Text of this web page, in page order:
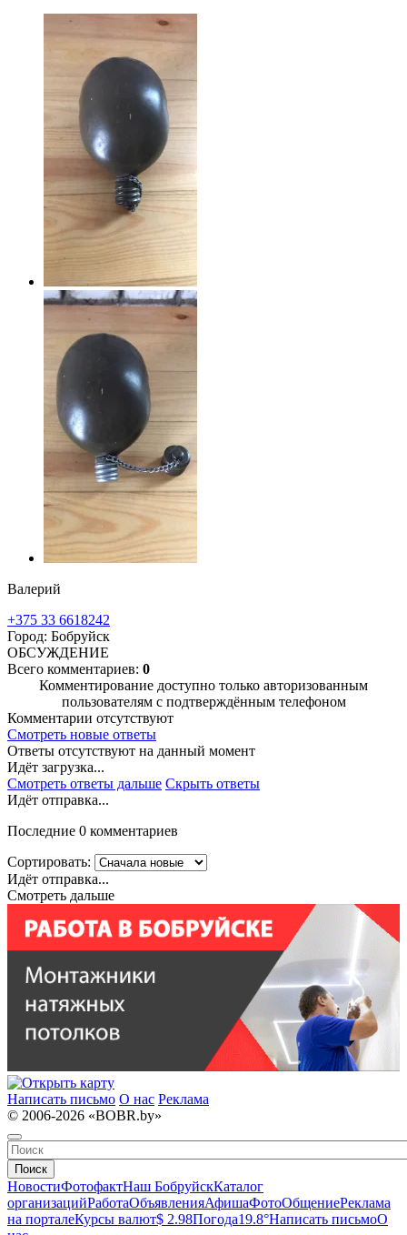
Валерий
+375 33 6618242
Город: Бобруйск
ОБСУЖДЕНИЕ
Всего комментариев: 0
Комментирование доступно только авторизованным
пользователям с подтверждённым телефоном
Комментарии отсутствуют
Смотреть новые ответы
Ответы отсутствуют на данный момент
Идёт загрузка...
Смотреть ответы дальше Скрыть ответы
Идёт отправка...
Последние 0 комментариев
Сортировать:
Идёт отправка...
Смотреть дальше
Написать письмо О нас Реклама
© 2006-2026 «BOBR.by»
Поиск
НовостиФотофактНаш БобруйскКаталог
организацийРаботаОбъявленияАфишаФотоОбщениеРеклама
на порталеКурсы валют$ 2.98Погода19.8°Написать письмоО